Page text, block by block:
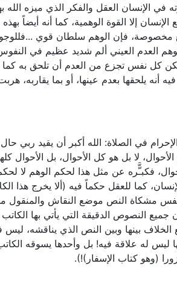
الإنسان العقل والفكر الذي ميزه الله
إلا القوة الوهمية، كما أنه أيضاً بهذه
مخصوصة، فإن الوهم سلطان قوي
العدم العيني ألم شديد عظيم في
كل نفس تجزع من العدم أن تلحق به كما
أنه يلحقها بعدم عينها، أو بما يقاربه،
في الصلاة: الله أكبر أن يقيد ربي
لا بل هو كل الأحوال، بل الأحوال
فكبـَّّره عن مثل هذا لحكم الوهم لا
كما للعقل حكماً فيه (ألا يخرج هذا
نفس مشكاة النص موضع النقاش والمنقول
النصوص الدقيقة التي يأتي بها الكاتب
بينها وبين النص الذي يناقشه، ليس
ليس له علاقة فيه! بل وأحدها يسوقه
(وهو كتاب الإسفار)!).